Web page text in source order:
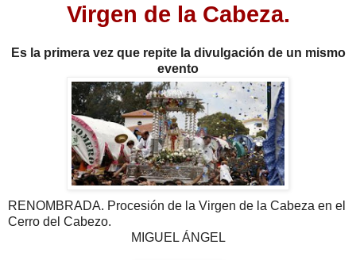
Virgen de la Cabeza.
Es la primera vez que repite la divulgación de un mismo
evento
RENOMBRADA. Procesión de la Virgen de la Cabeza en el
Cerro del Cabezo.
MIGUEL ÁNGEL